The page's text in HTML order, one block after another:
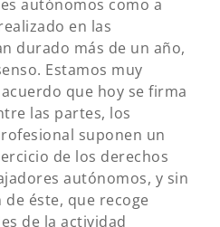
autónomos como a
en las
durado más de un año,
Estamos muy
que hoy se firma
las partes, los
suponen un
de los derechos
autónomos, y sin
éste, que recoge
de la actividad